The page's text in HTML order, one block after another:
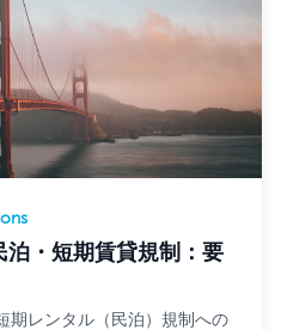
・短期賃貸規制：要
期レンタル（民泊）規制への